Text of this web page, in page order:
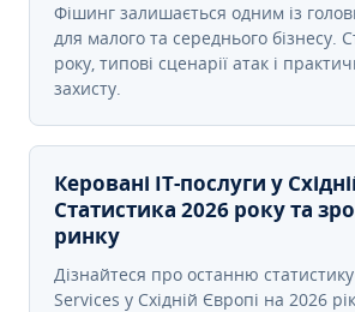
Фішинг залишається одним із
для малого та середнього бізнесу.
року, типові сценарії атак і
захисту.
Керовані ІТ-послуги у
Статистика 2026 року та
ринку
Дізнайтеся про останню
Services у Східній Європі на 2026